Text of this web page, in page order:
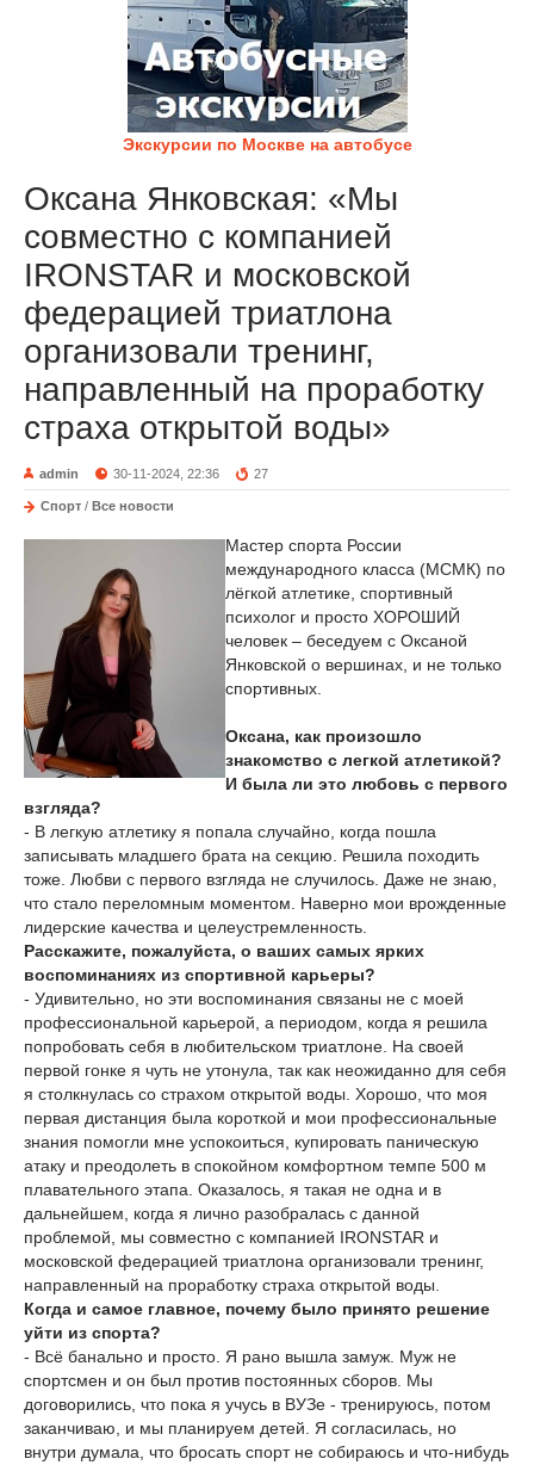
Экскурсии по Москве на автобусе
Оксана Янковская: «Мы
совместно с компанией
IRONSTAR и московской
федерацией триатлона
организовали тренинг,
направленный на проработку
страха открытой воды»
admin 30-11-2024, 22:36 27
Спорт / Все новости
Мастер спорта России
международного класса (МСМК) по
лёгкой атлетике, спортивный
психолог и просто ХОРОШИЙ
человек – беседуем с Оксаной
Янковской о вершинах, и не только
спортивных.
Оксана, как произошло
знакомство с легкой атлетикой?
И была ли это любовь с первого
взгляда?
- В легкую атлетику я попала случайно, когда пошла
записывать младшего брата на секцию. Решила походить
тоже. Любви с первого взгляда не случилось. Даже не знаю,
что стало переломным моментом. Наверно мои врожденные
лидерские качества и целеустремленность.
Расскажите, пожалуйста, о ваших самых ярких
воспоминаниях из спортивной карьеры?
- Удивительно, но эти воспоминания связаны не с моей
профессиональной карьерой, а периодом, когда я решила
попробовать себя в любительском триатлоне. На своей
первой гонке я чуть не утонула, так как неожиданно для себя
я столкнулась со страхом открытой воды. Хорошо, что моя
первая дистанция была короткой и мои профессиональные
знания помогли мне успокоиться, купировать паническую
атаку и преодолеть в спокойном комфортном темпе 500 м
плавательного этапа. Оказалось, я такая не одна и в
дальнейшем, когда я лично разобралась с данной
проблемой, мы совместно с компанией IRONSTAR и
московской федерацией триатлона организовали тренинг,
направленный на проработку страха открытой воды.
Когда и самое главное, почему было принято решение
уйти из спорта?
- Всё банально и просто. Я рано вышла замуж. Муж не
спортсмен и он был против постоянных сборов. Мы
договорились, что пока я учусь в ВУЗе - тренируюсь, потом
заканчиваю, и мы планируем детей. Я согласилась, но
внутри думала, что бросать спорт не собираюсь и что-нибудь